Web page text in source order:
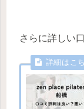
さらに詳しい